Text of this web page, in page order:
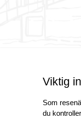
Viktig
Som
du